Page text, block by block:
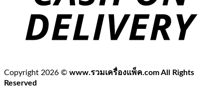
Copyright 2026 © www.รวมเครื่องแพ็ค.com All Rights
Reserved